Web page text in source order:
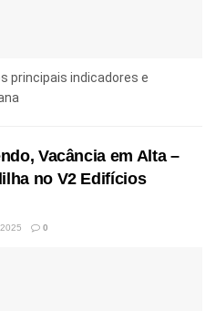
principais indicadores e
Vacância em Alta –
no V2 Edifícios
0